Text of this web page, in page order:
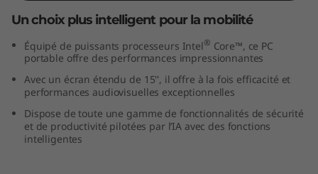
n
e
Un choix plus intelligent pour la mobilité
Équipé de puissants processeurs Intel® Core™, ce PC
portable offre des performances impressionnantes
Avec un écran étendu de 15'', il offre à la fois efficacité et
performances audiovisuelles exceptionnelles
Dispose de toute une gamme de fonctionnalités de sécurité
et de productivité pilotées par l’IA avec des fonctions
intelligentes